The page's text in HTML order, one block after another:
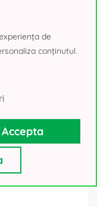
de
conținutul.
Accepta